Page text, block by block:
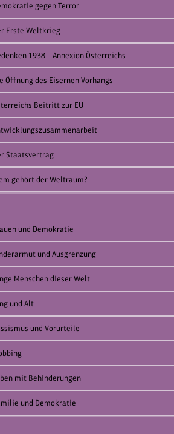
gegen Terror
Erste Weltkrieg
1938 – Annexion Österreichs
Öffnung des Eisernen Vorhangs
Beitritt zur EU
Staatsvertrag
gehört der Weltraum?
und Demokratie
und Ausgrenzung
Menschen dieser Welt
und Alt
und Vorurteile
mit Behinderungen
und Demokratie